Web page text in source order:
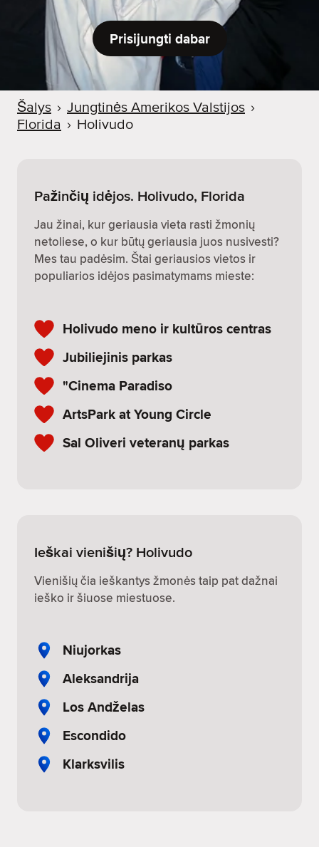
Prisijungti dabar
Šalys › Jungtinės Amerikos Valstijos ›
Florida › Holivudo
Pažinčių idėjos. Holivudo, Florida
Jau žinai, kur geriausia vieta rasti žmonių
netoliese, o kur būtų geriausia juos nusivesti?
Mes tau padėsim. Štai geriausios vietos ir
populiarios idėjos pasimatymams mieste:
Holivudo meno ir kultūros centras
Jubiliejinis parkas
"Cinema Paradiso
ArtsPark at Young Circle
Sal Oliveri veteranų parkas
Ieškai vienišių? Holivudo
Vienišių čia ieškantys žmonės taip pat dažnai
ieško ir šiuose miestuose.
Niujorkas
Aleksandrija
Los Andželas
Escondido
Klarksvilis